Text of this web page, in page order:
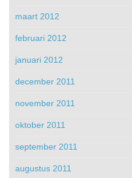
maart 2012
februari 2012
januari 2012
december 2011
november 2011
oktober 2011
september 2011
augustus 2011